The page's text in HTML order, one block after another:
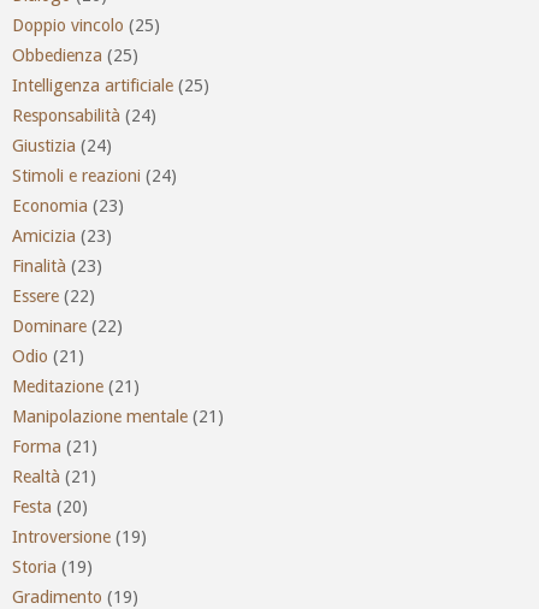
Doppio vincolo (25)
Obbedienza (25)
Intelligenza artificiale (25)
Responsabilità (24)
Giustizia (24)
Stimoli e reazioni (24)
Economia (23)
Amicizia (23)
Finalità (23)
Essere (22)
Dominare (22)
Odio (21)
Meditazione (21)
Manipolazione mentale (21)
Forma (21)
Realtà (21)
Festa (20)
Introversione (19)
Storia (19)
Gradimento (19)